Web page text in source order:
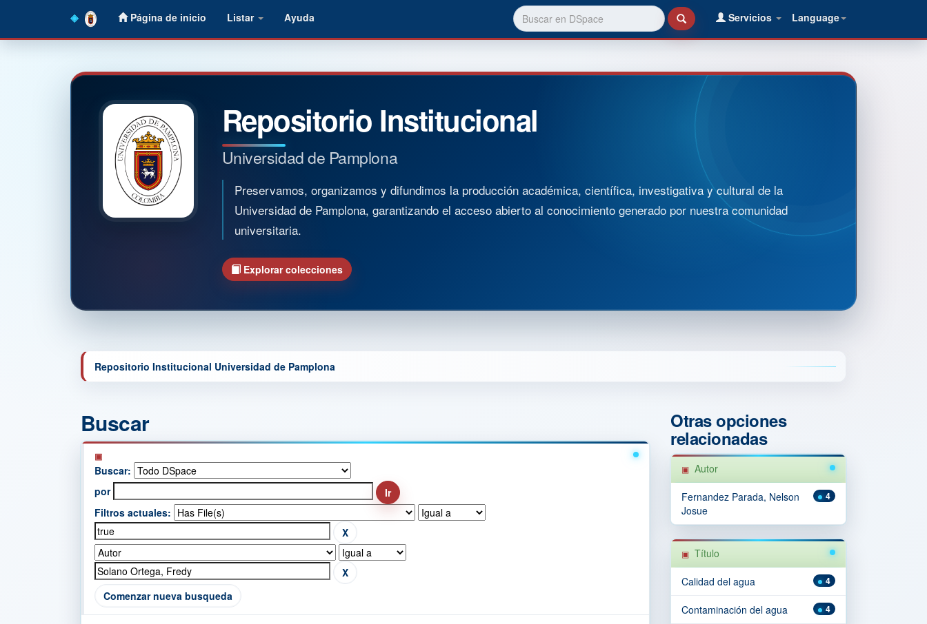
Página de inicio Listar Ayuda Language
Servicios
Repositorio Institucional
Universidad de Pamplona
Preservamos, organizamos y difundimos la producción académica, científica, investigativa y cultural de la
Universidad de Pamplona, garantizando el acceso abierto al conocimiento generado por nuestra comunidad
universitaria.
Explorar colecciones
Repositorio Institucional Universidad de Pamplona
Buscar
Buscar:
por
Filtros actuales:
Comenzar nueva busqueda
Otras opciones
relacionadas
Autor
4
Fernandez Parada, Nelson
Josue
Título
4
Calidad del agua
4
Contaminación del agua